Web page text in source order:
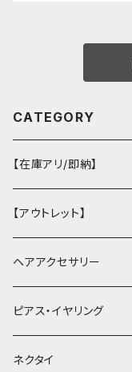
CATEGORY
【在庫アリ/即納】
【アウトレット】
ヘアアクセサリー
ヘアクリップ
ヘッドドレス・カチューシ
ピアス・イヤリング
ネクタイ